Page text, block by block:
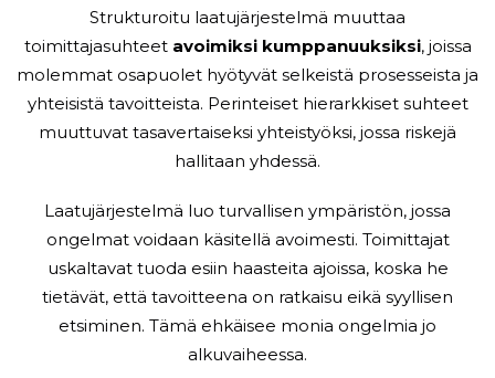
Strukturoitu laatujärjestelmä muuttaa
toimittajasuhteet avoimiksi kumppanuuksiksi, joissa
molemmat osapuolet hyötyvät selkeistä prosesseista ja
yhteisistä tavoitteista. Perinteiset hierarkkiset suhteet
muuttuvat tasavertaiseksi yhteistyöksi, jossa riskejä
hallitaan yhdessä.
Laatujärjestelmä luo turvallisen ympäristön, jossa
ongelmat voidaan käsitellä avoimesti. Toimittajat
uskaltavat tuoda esiin haasteita ajoissa, koska he
tietävät, että tavoitteena on ratkaisu eikä syyllisen
etsiminen. Tämä ehkäisee monia ongelmia jo
alkuvaiheessa.